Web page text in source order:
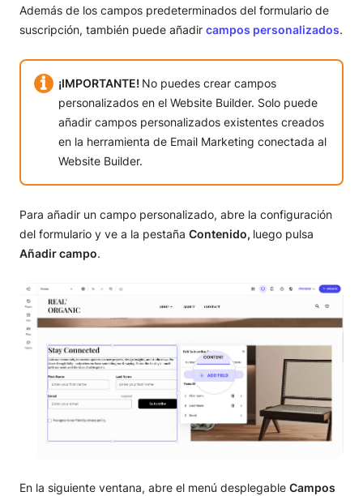
Además de los campos predeterminados del formulario de
suscripción, también puede añadir campos personalizados.
¡IMPORTANTE! No puedes crear campos
personalizados en el Website Builder. Solo puede
añadir campos personalizados existentes creados
en la herramienta de Email Marketing conectada al
Website Builder.
Para añadir un campo personalizado, abre la configuración
del formulario y ve a la pestaña Contenido, luego pulsa
Añadir campo.
En la siguiente ventana, abre el menú desplegable Campos